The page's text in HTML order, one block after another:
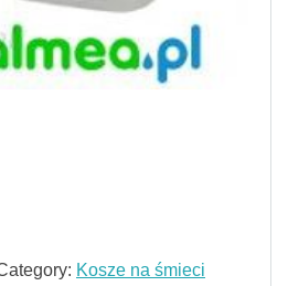
Kosze na śmieci